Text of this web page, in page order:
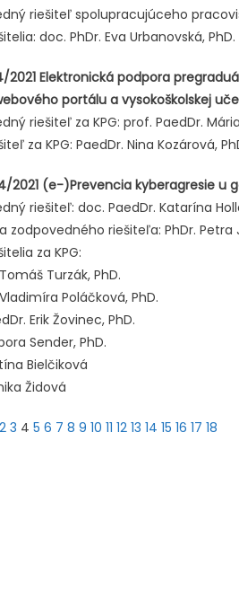
riešiteľ spolupracujúceho
doc. PhDr. Eva Urbanovská, PhD.
2021 Elektronická podpora
portálu a vysokoškolskej
riešiteľ za KPG: prof. PaedDr.
za KPG: PaedDr. Nina Kozárová,
2021 (e-)Prevencia kyberagresie u
riešiteľ: doc. PaedDr. Katarína
zodpovedného riešiteľa: PhDr. Petra
za KPG:
Turzák, PhD.
Poláčková, PhD.
Erik Žovinec, PhD.
Sender, PhD.
Bielčiková
Židová
2 3 4 5 6 7 8 9 10 11 12 13 14 15 16 17 18